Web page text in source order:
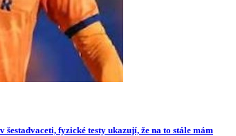
šestadvaceti, fyzické testy ukazují, že na to stále mám